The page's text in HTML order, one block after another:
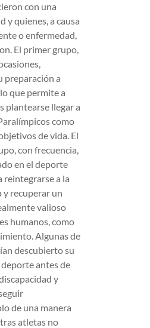
con una
y quienes, a causa
o enfermedad,
El primer grupo,
preparación a
que permite a
plantearse llegar a
como
de vida. El
con frecuencia,
en el deporte
reintegrarse a la
y recuperar un
valioso
humanos, como
Algunas de
descubierto su
antes de
y
de una manera
atletas no